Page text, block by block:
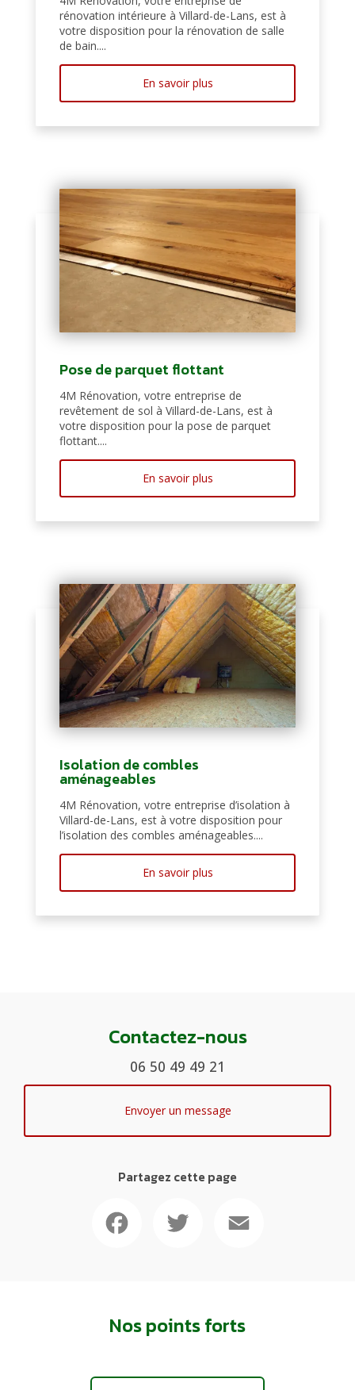
rénovation intérieure à Villard-de-Lans, est à
votre disposition pour la rénovation de salle
de bain....
En savoir plus
Pose de parquet flottant
4M Rénovation, votre entreprise de
revêtement de sol à Villard-de-Lans, est à
votre disposition pour la pose de parquet
flottant....
En savoir plus
Isolation de combles
aménageables
4M Rénovation, votre entreprise d’isolation à
Villard-de-Lans, est à votre disposition pour
l’isolation des combles aménageables....
En savoir plus
Contactez-nous
06 50 49 49 21
Envoyer un message
Partagez cette page
Nos points forts